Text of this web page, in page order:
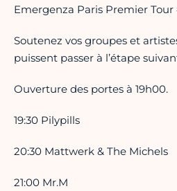
Emergenza Paris Premier Tour
Soutenez vos groupes et
puissent passer à l’étape
Ouverture des portes à 19h00.
19:30 Pilypills
20:30 Mattwerk & The Michels
21:00 Mr.M